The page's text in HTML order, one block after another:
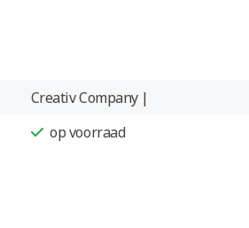
Creativ Company |
op voorraad